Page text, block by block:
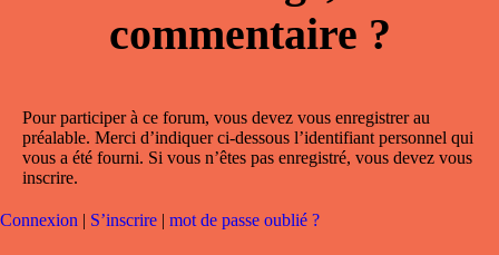
commentaire ?
Pour participer à ce forum, vous devez vous enregistrer au
préalable. Merci d’indiquer ci-dessous l’identifiant personnel qui
vous a été fourni. Si vous n’êtes pas enregistré, vous devez vous
inscrire.
Connexion | S’inscrire | mot de passe oublié ?